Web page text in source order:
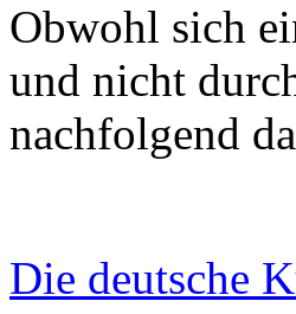
Obwohl sich
und nicht
nachfolgend
Die deutsche